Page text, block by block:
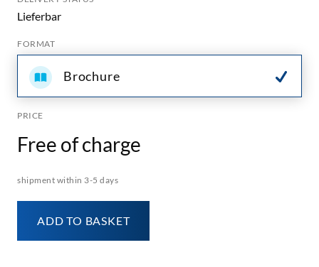
Lieferbar
FORMAT
Brochure
PRICE
Free of charge
shipment within 3-5 days
ADD TO BASKET